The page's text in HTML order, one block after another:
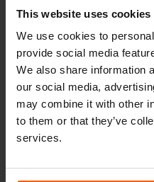
This website uses cookies
We use cookies to
provide social media
We also share information
our social media,
may combine it with other
to them or that they’ve
services.
Xiaomi 14 Pro
Xiaomi 14T
Xiaomi 14T Pro
Xiaomi 15
Xiaomi Redmi